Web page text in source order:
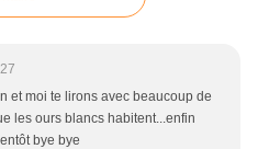
et moi te lirons avec beaucoup de
les ours blancs habitent...enfin
bye bye